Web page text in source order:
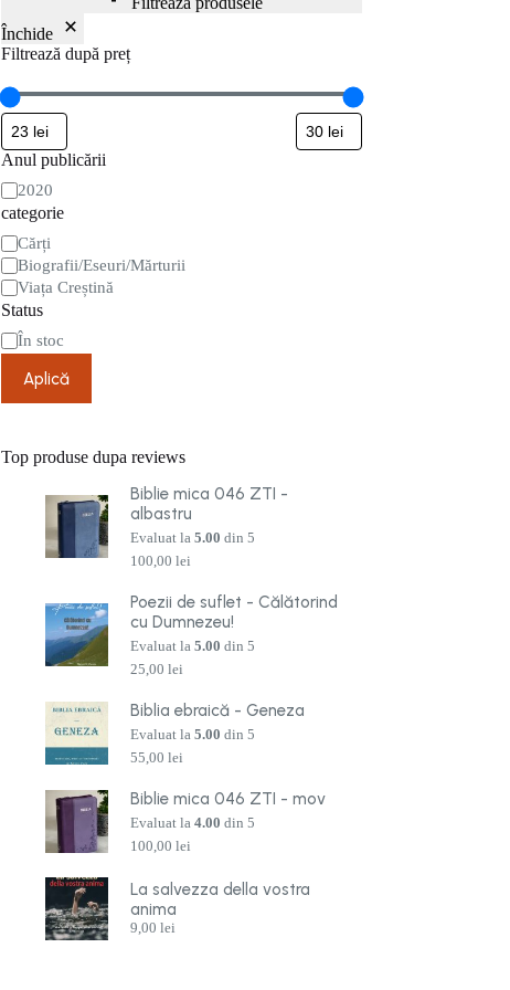
Închide
Filtrează după preț
Anul publicării
Anul
publicării
2020
categorie
categorie
Cărți
Biografii/Eseuri/Mărturii
Viața Creștină
Status
StareÎn stoc
Aplică
Top produse dupa reviews
Biblie mica 046 ZTI -
albastru
Evaluat la5.00 din 5
100,00lei
Poezii de suflet - Călătorind
cu Dumnezeu!
Evaluat la5.00 din 5
25,00lei
Biblia ebraică - Geneza
Evaluat la5.00 din 5
55,00lei
Biblie mica 046 ZTI - mov
Evaluat la4.00 din 5
100,00lei
La salvezza della vostra
anima
9,00lei